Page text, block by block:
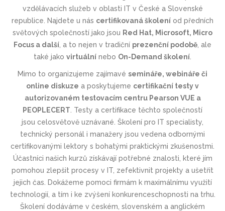
vzdělávacích služeb v oblasti IT v České a Slovenské
republice. Najdete u nás certifikovaná školení od předních
světových společností jako jsou Red Hat, Microsoft, Micro
Focus a další , a to nejen v tradiční prezenční podobě , ale
také jako virtuální nebo On-Demand školení
Mimo to organizujeme zajímavé semináře, webináře či
online diskuze a poskytujeme certifikační testy v
autorizovaném testovacím centru Pearson VUE a
PEOPLECERT Testy a certifikace těchto společností
jsou celosvětově uznávané . Školení pro IT specialisty,
technický personál i manažery jsou vedena odbornými
certifikovanými lektory s bohatými praktickými zkušenostmi.
Účastníci našich kurzů získávají potřebné znalosti, které jím
pomohou zlepšit procesy v IT, zefektivnit projekty a ušetřit
jejich čas. Dokážeme pomoci firmám k maximálnímu využití
technologií, a tím i ke zvýšení konkurenceschop­nosti na trhu.
Školení dodáváme v českém, slovenském a anglickém